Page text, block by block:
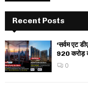
Recent Posts
‘सर्वम एट
920 करोड़
0